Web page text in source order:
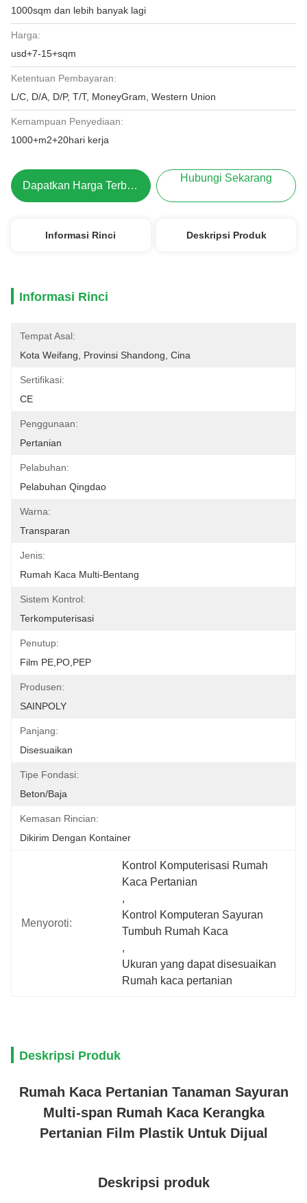
1000sqm dan lebih banyak lagi
Harga:
usd+7-15+sqm
Ketentuan Pembayaran:
L/C, D/A, D/P, T/T, MoneyGram, Western Union
Kemampuan Penyediaan:
1000+m2+20hari kerja
Dapatkan Harga Terbaik
Hubungi Sekarang
Informasi Rinci Deskripsi Produk
Informasi Rinci
Tempat Asal:
Kota Weifang, Provinsi Shandong, Cina
Sertifikasi:
CE
Penggunaan:
Pertanian
Pelabuhan:
Pelabuhan Qingdao
Warna:
Transparan
Jenis:
Rumah Kaca Multi-Bentang
Sistem Kontrol:
Terkomputerisasi
Penutup:
Film PE,PO,PEP
Produsen:
SAINPOLY
Panjang:
Disesuaikan
Tipe Fondasi:
Beton/Baja
Kemasan Rincian:
Dikirim Dengan Kontainer
Menyoroti:
Kontrol Komputerisasi Rumah
Kaca Pertanian
,
Kontrol Komputeran Sayuran
Tumbuh Rumah Kaca
,
Ukuran yang dapat disesuaikan
Rumah kaca pertanian
Deskripsi Produk
Rumah Kaca Pertanian Tanaman Sayuran
Multi-span Rumah Kaca Kerangka
Pertanian Film Plastik Untuk Dijual
Deskripsi produk